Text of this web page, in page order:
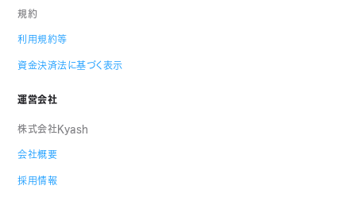
規約
利用規約等
資金決済法に基づく表示
運営会社
株式会社Kyash
会社概要
採用情報